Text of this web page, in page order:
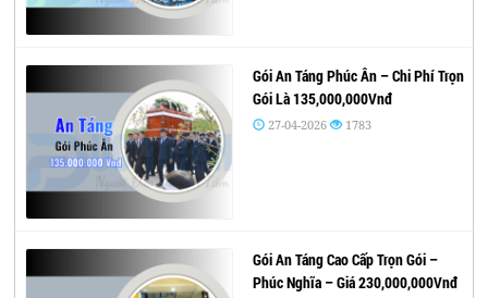
Gói An Táng Phúc Ân – Chi Phí Trọn
Gói Là 135,000,000Vnđ
27-04-2026 1783
Gói An Táng Cao Cấp Trọn Gói –
Phúc Nghĩa – Giá 230,000,000Vnđ